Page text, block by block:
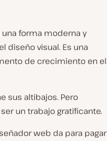
forma moderna y
diseño visual. Es una
de crecimiento en el
sus altibajos. Pero
un trabajo gratificante.
web da para pagar